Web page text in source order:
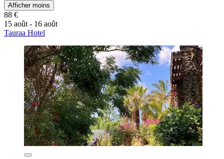
Afficher moins
88 €
15 août - 16 août
Tauraa Hotel